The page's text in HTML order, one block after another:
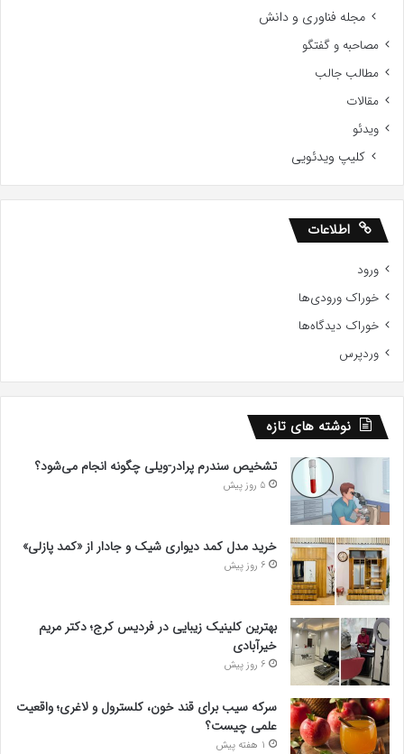
مجله فناوری و دانش
مصاحبه و گفتگو
مطالب جالب
مقالات
ویدئو
کلیپ ویدئویی
اطلاعات
ورود
خوراک ورودی‌ها
خوراک دیدگاه‌ها
وردپرس
نوشته های تازه
تشخیص سندرم پرادر-ویلی چگونه انجام می‌شود؟
5 روز پیش
خرید مدل کمد دیواری شیک و جادار از «کمد پازلی»
6 روز پیش
بهترین کلینیک زیبایی در فردیس کرج؛ دکتر مریم
خیرآبادی
6 روز پیش
سرکه سیب برای قند خون، کلسترول و لاغری؛ واقعیت
علمی چیست؟
1 هفته پیش